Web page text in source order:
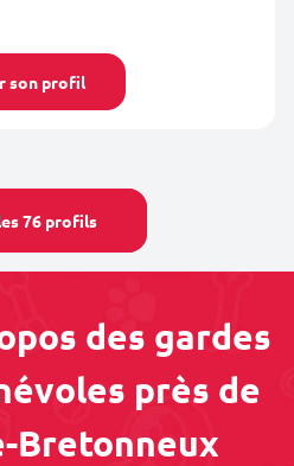
son profil
76 profils
des gardes
près de
Bretonneux